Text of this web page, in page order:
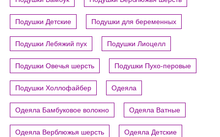
Подушки Детские Подушки для беременных
Подушки Лебяжий пух Подушки Лиоцелл
Подушки Овечья шерсть Подушки Пухо-перовые
Подушки Холлофайбер Одеяла
Одеяла Бамбуковое волокно Одеяла Ватные
Одеяла Верблюжья шерсть Одеяла Детские